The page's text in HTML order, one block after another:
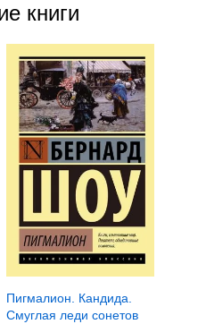
книги
Пигмалион. Кандида.
Смуглая леди сонетов